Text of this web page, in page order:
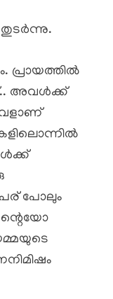
പ്രായത്തിൽ
അവൾക്ക്
പോലും